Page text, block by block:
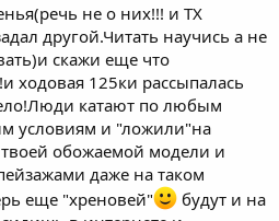
не о них!!! и ТХ
другой.Читать научись а не
скажи еще что
ходовая 125ки рассыпалась
катают по любым
условиям и "ложили"на
обожаемой модели и
даже на таком
еще "хреновей"
будут и на